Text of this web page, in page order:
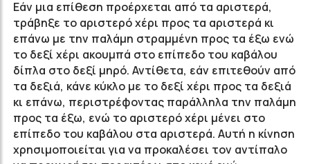
Εάν μια επίθεση προέρχεται από τα αριστερά,
τράβηξε το αριστερό χέρι προς τα αριστερά κι
επάνω με την παλάμη στραμμένη προς τα έξω ενώ
το δεξί χέρι ακουμπά στο επίπεδο του καβάλου
δίπλα στο δεξί μηρό. Αντίθετα, εάν επιτεθούν από
τα δεξιά, κάνε κύκλο με το δεξί χέρι προς τα δεξιά
κι επάνω, περιστρέφοντας παράλληλα την παλάμη
προς τα έξω, ενώ το αριστερό χέρι μένει στο
επίπεδο του καβάλου στα αριστερά. Αυτή η κίνηση
χρησιμοποιείται για να προκαλέσει τον αντίπαλο